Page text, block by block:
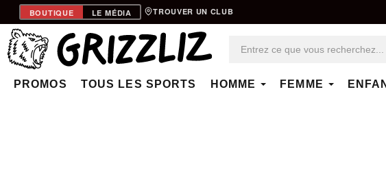
BOUTIQUE LE MÉDIA TROUVER UN CLUB
PROMOS TOUS LES SPORTS HOMME FEMME